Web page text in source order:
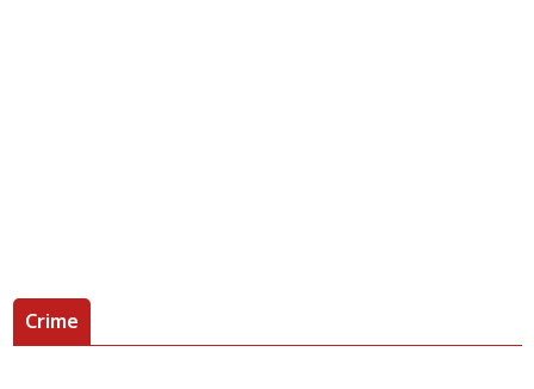
Crime